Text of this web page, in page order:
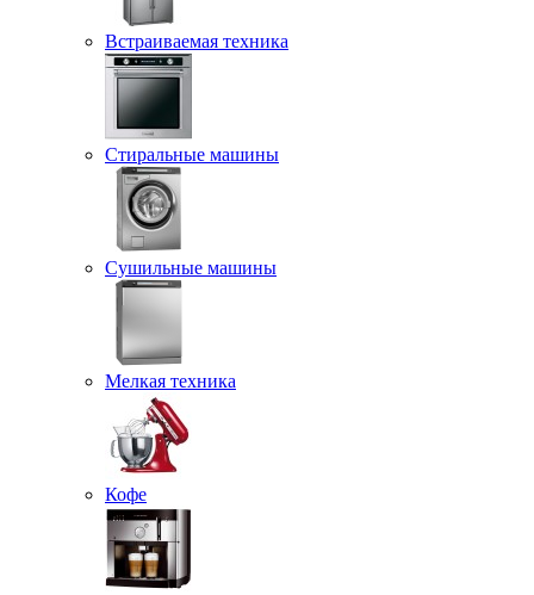
Встраиваемая техника
Стиральные машины
Сушильные машины
Мелкая техника
Кофе